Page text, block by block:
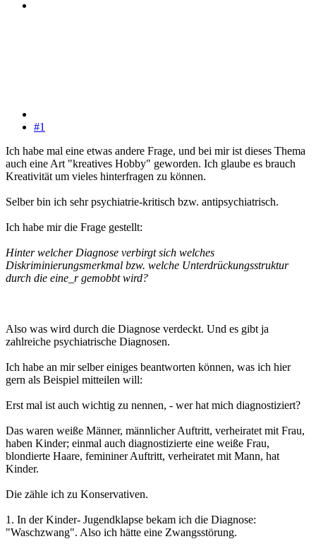
#1
Ich habe mal eine etwas andere Frage, und bei mir ist dieses Thema
auch eine Art "kreatives Hobby" geworden. Ich glaube es brauch
Kreativität um vieles hinterfragen zu können.
Selber bin ich sehr psychiatrie-kritisch bzw. antipsychiatrisch.
Ich habe mir die Frage gestellt:
Hinter welcher Diagnose verbirgt sich welches
Diskriminierungsmerkmal bzw. welche Unterdrückungsstruktur
durch die eine_r gemobbt wird?
Also was wird durch die Diagnose verdeckt. Und es gibt ja
zahlreiche psychiatrische Diagnosen.
Ich habe an mir selber einiges beantworten können, was ich hier
gern als Beispiel mitteilen will:
Erst mal ist auch wichtig zu nennen, - wer hat mich diagnostiziert?
Das waren weiße Männer, männlicher Auftritt, verheiratet mit Frau,
haben Kinder; einmal auch diagnostizierte eine weiße Frau,
blondierte Haare, femininer Auftritt, verheiratet mit Mann, hat
Kinder.
Die zähle ich zu Konservativen.
1. In der Kinder- Jugendklapse bekam ich die Diagnose:
"Waschzwang". Also ich hätte eine Zwangsstörung.